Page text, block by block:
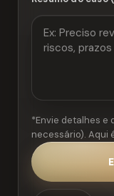
*Envie detalhes e
necessário). Aqui